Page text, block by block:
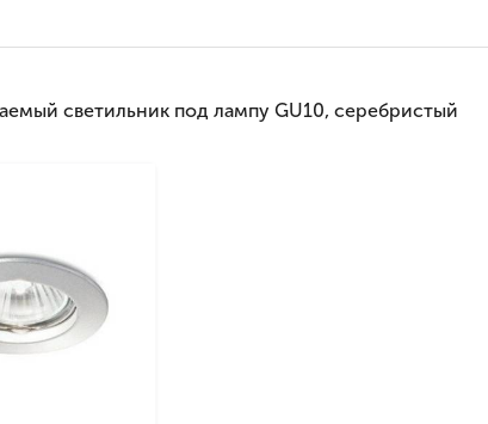
светильник под лампу GU10, серебристый